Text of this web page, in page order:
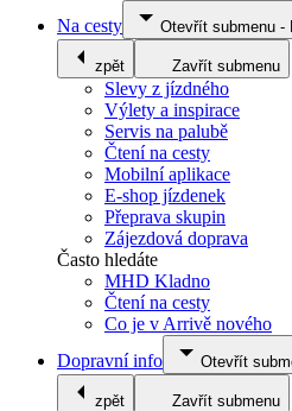
Na cesty
Otevřít submenu -
zpět Zavřít submenu
Slevy z jízdného
Výlety a inspirace
Servis na palubě
Čtení na cesty
Mobilní aplikace
E-shop jízdenek
Přeprava skupin
Zájezdová doprava
Často hledáte
MHD Kladno
Čtení na cesty
Co je v Arrivě nového
Dopravní info
Otevřít
zpět Zavřít submenu